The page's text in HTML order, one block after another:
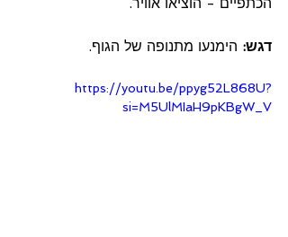
דגש: הימנעו מתנופה של הגוף.
https://youtu.be/ppyg52L868U?
si=M5UlMIaH9pKBgW_V